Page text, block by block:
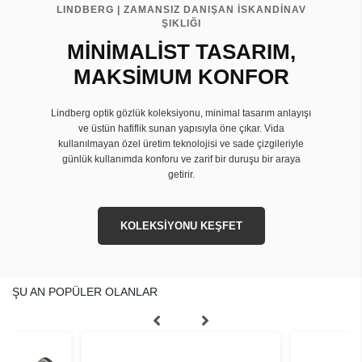
LINDBERG | ZAMANSIZ DANIŞAN İSKANDİNAV
ŞIKLIĞI
MİNİMALİST TASARIM,
MAKSİMUM KONFOR
Lindberg optik gözlük koleksiyonu, minimal tasarım anlayışı
ve üstün hafiflik sunan yapısıyla öne çıkar. Vida
kullanılmayan özel üretim teknolojisi ve sade çizgileriyle
günlük kullanımda konforu ve zarif bir duruşu bir araya
getirir.
KOLEKSİYONU KEŞFET
ŞU AN POPÜLER OLANLAR